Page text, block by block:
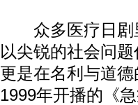
众多医疗日剧
以尖锐的社会问
更是在名利与道
1999年开播的《